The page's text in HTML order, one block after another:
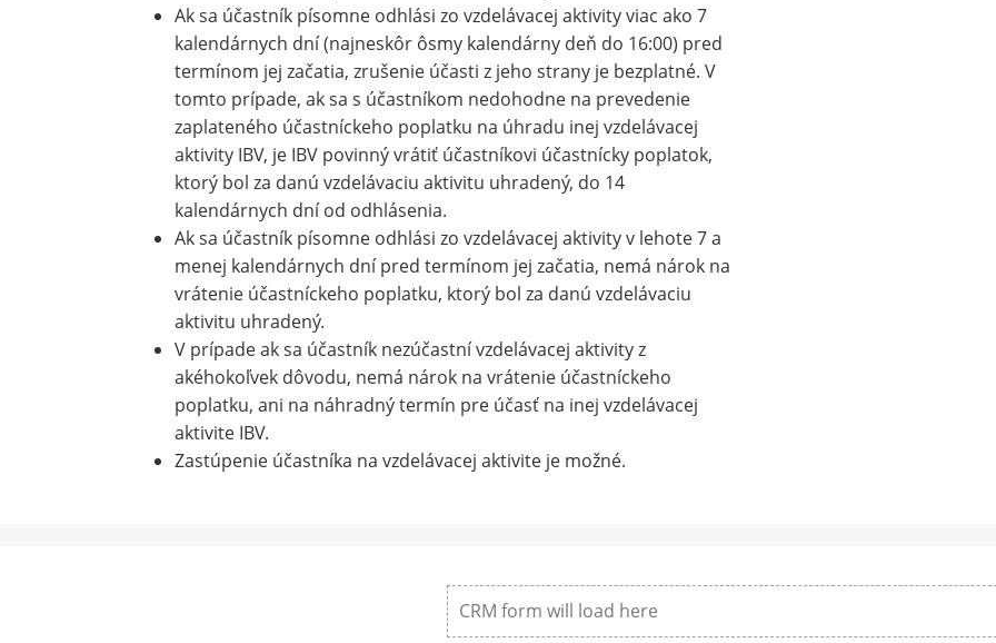
Ak sa účastník písomne odhlási zo vzdelávacej aktivity viac ako 7
kalendárnych dní (najneskôr ôsmy kalendárny deň do 16:00) pred
termínom jej začatia, zrušenie účasti z jeho strany je bezplatné. V
tomto prípade, ak sa s účastníkom nedohodne na prevedenie
zaplateného účastníckeho poplatku na úhradu inej vzdelávacej
aktivity IBV, je IBV povinný vrátiť účastníkovi účastnícky poplatok,
ktorý bol za danú vzdelávaciu aktivitu uhradený, do 14
kalendárnych dní od odhlásenia.
Ak sa účastník písomne odhlási zo vzdelávacej aktivity v lehote 7 a
menej kalendárnych dní pred termínom jej začatia, nemá nárok na
vrátenie účastníckeho poplatku, ktorý bol za danú vzdelávaciu
aktivitu uhradený.
V prípade ak sa účastník nezúčastní vzdelávacej aktivity z
akéhokoľvek dôvodu, nemá nárok na vrátenie účastníckeho
poplatku, ani na náhradný termín pre účasť na inej vzdelávacej
aktivite IBV.
Zastúpenie účastníka na vzdelávacej aktivite je možné.
CRM form will load here